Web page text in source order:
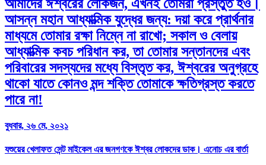
আমাদের ঈশ্বরের লোকজন, এখনই তোমরা প্রস্তুত হও।
আসন্ন মহান আধ্যাত্মিক যুদ্ধের জন্য: দয়া করে প্রার্থনার
মাধ্যমে তোমার রক্ষা নিম্নে না রাখো; সকাল ও বেলায়
আধ্যাত্মিক কবচ পরিধান কর, তা তোমার সন্তানদের এবং
পরিবারের সদস্যদের মধ্যে বিস্তৃত কর, ঈশ্বরের অনুগ্রহে
থাকো যাতে কোনও মন্দ শক্তি তোমাকে ক্ষতিগ্রস্ত করতে
পারে না!
বুধবার, ২৬ মে, ২০২১
যশুয়ের খেলাফত সেন্ট মাইকেল এর জনগণকে ঈশ্বর লোকদের ডাক। এনোচ এর বার্তা